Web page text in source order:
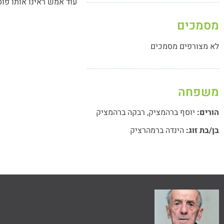
מסמכים
לא מצורפים מסמכים
משפחה
הורים: יוסף ברהמציק, רבקה ברהמציק
בן/בת זוג: הינדה ברמהרציק